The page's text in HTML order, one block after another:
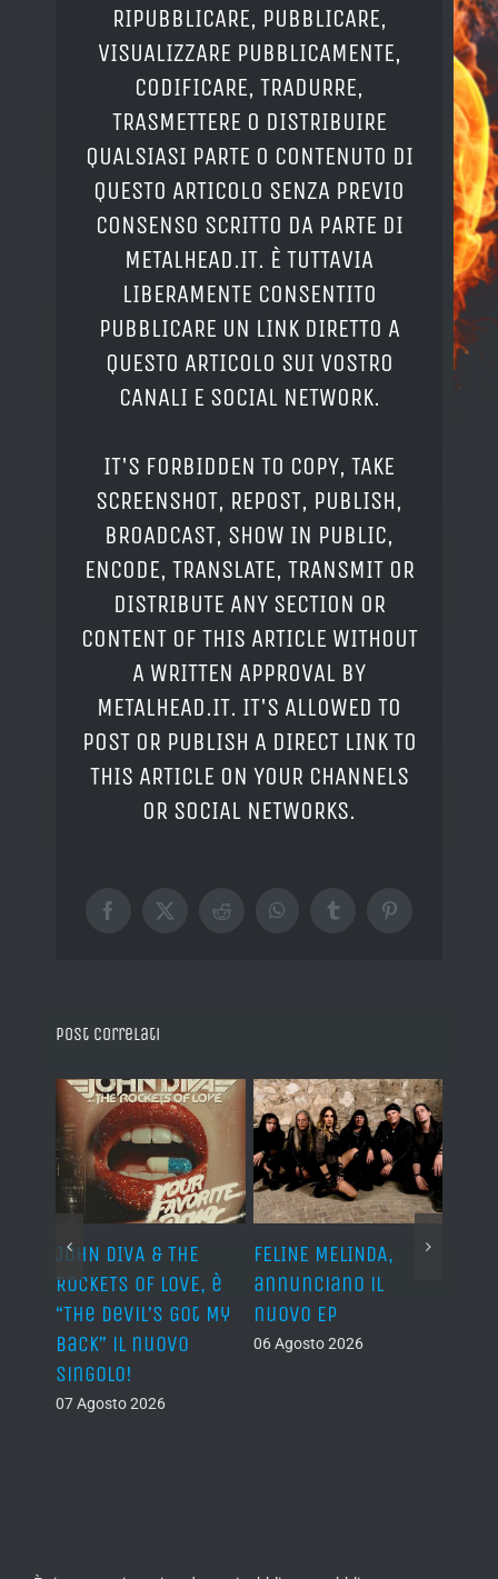
RIPUBBLICARE, PUBBLICARE,
VISUALIZZARE PUBBLICAMENTE,
CODIFICARE, TRADURRE,
TRASMETTERE O DISTRIBUIRE
QUALSIASI PARTE O CONTENUTO DI
QUESTO ARTICOLO SENZA PREVIO
CONSENSO SCRITTO DA PARTE DI
METALHEAD.IT. È TUTTAVIA
LIBERAMENTE CONSENTITO
PUBBLICARE UN LINK DIRETTO A
QUESTO ARTICOLO SUI VOSTRO
CANALI E SOCIAL NETWORK.
IT'S FORBIDDEN TO COPY, TAKE
SCREENSHOT, REPOST, PUBLISH,
BROADCAST, SHOW IN PUBLIC,
ENCODE, TRANSLATE, TRANSMIT OR
DISTRIBUTE ANY SECTION OR
CONTENT OF THIS ARTICLE WITHOUT
A WRITTEN APPROVAL BY
METALHEAD.IT. IT'S ALLOWED TO
POST OR PUBLISH A DIRECT LINK TO
THIS ARTICLE ON YOUR CHANNELS
OR SOCIAL NETWORKS.
Facebook
X RedditWhatsAppTumblrPinterest
Post correlati
JOHN DIVA & THE
ROCKETS OF LOVE, è
“The Devil’s Got My
Back” il nuovo
singolo!
07 Agosto 2026
FELINE MELINDA,
annunciano il
nuovo EP
06 Agosto 2026